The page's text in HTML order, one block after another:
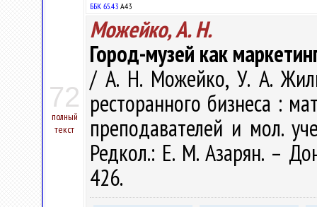
72
полный
текст
ББК 65.43 А43
Можейко, А. Н.
Город-музей как
/ А. Н. Можейко, У. А.
ресторанного бизнеса :
преподавателей и мол.
Редкол.: Е. М. Азарян. –
426.